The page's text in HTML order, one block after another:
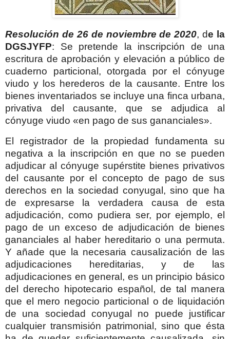
Resolución de 26 de noviembre de 2020, de la
DGSJYFP: Se pretende la inscripción de una
escritura de aprobación y elevación a público de
cuaderno particional, otorgada por el cónyuge
viudo y los herederos de la causante. Entre los
bienes inventariados se incluye una finca urbana,
privativa del causante, que se adjudica al
cónyuge viudo «en pago de sus gananciales».
El registrador de la propiedad fundamenta su
negativa a la inscripción en que no se pueden
adjudicar al cónyuge supérstite bienes privativos
del causante por el concepto de pago de sus
derechos en la sociedad conyugal, sino que ha
de expresarse la verdadera causa de esta
adjudicación, como pudiera ser, por ejemplo, el
pago de un exceso de adjudicación de bienes
gananciales al haber hereditario o una permuta.
Y añade que la necesaria causalización de las
adjudicaciones hereditarias, y de las
adjudicaciones en general, es un principio básico
del derecho hipotecario español, de tal manera
que el mero negocio particional o de liquidación
de una sociedad conyugal no puede justificar
cualquier transmisión patrimonial, sino que ésta